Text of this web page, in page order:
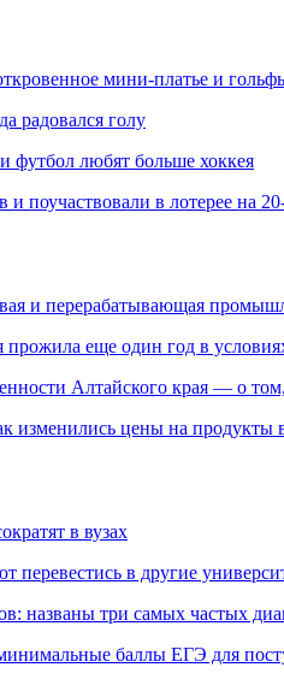
мини-платье и
радовался голу
футбол любят больше хоккея
поучаствовали в лотерее на
и перерабатывающая
еще один год в
Алтайского края — о
изменились цены на продукты
в вузах
в другие
названы три самых частых
баллы ЕГЭ для